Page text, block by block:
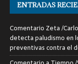
ENTRADAS
Comentario Zeta /
detecta paludismo en
preventivas contra el